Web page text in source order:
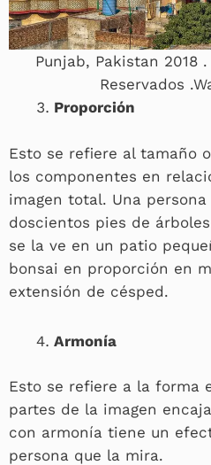
Punjab, Pakistan 2018
Reservados
Proporción
Esto se refiere al tamaño
los componentes en
imagen total. Una
doscientos pies de
se la ve en un patio
bonsai en proporción en
extensión de césped.
Armonía
Esto se refiere a la forma
partes de la imagen
con armonía tiene un
persona que la mira.